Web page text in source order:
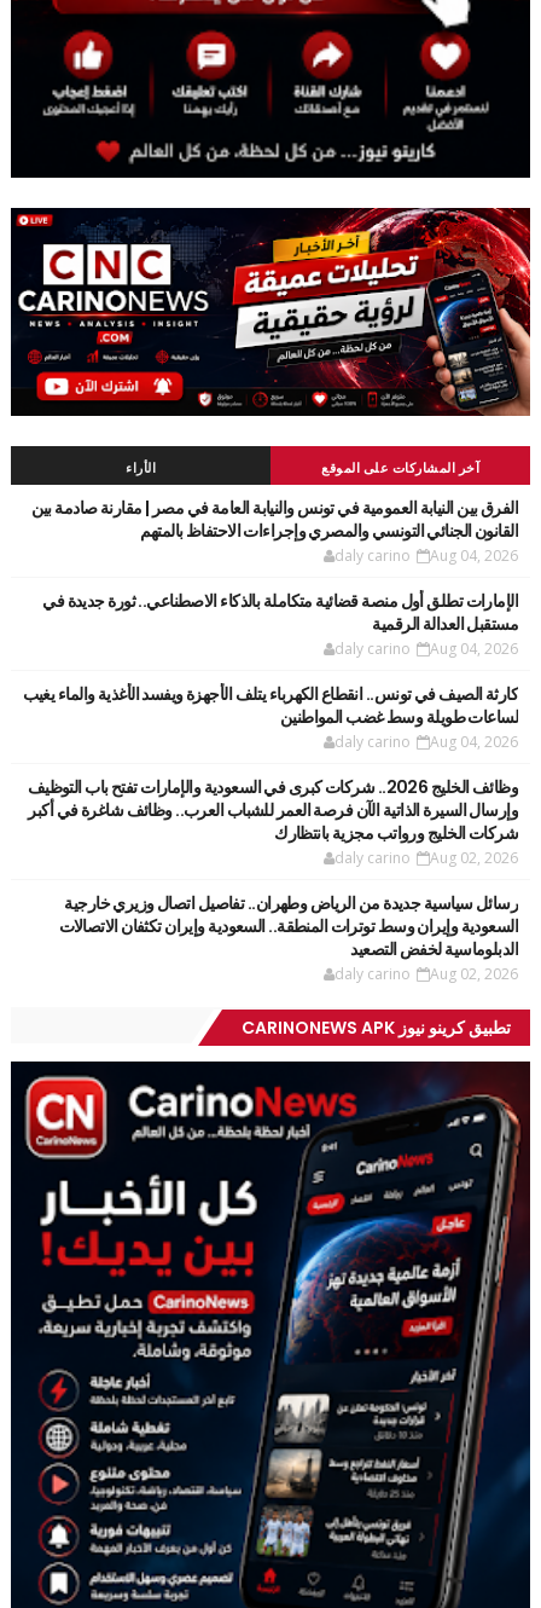
آخر المشاركات على الموقع الأراء
الفرق بين النيابة العمومية في تونس والنيابة العامة في مصر | مقارنة صادمة بين
القانون الجنائي التونسي والمصري وإجراءات الاحتفاظ بالمتهم
daly carino Aug 04, 2026
الإمارات تطلق أول منصة قضائية متكاملة بالذكاء الاصطناعي.. ثورة جديدة في
مستقبل العدالة الرقمية
daly carino Aug 04, 2026
كارثة الصيف في تونس.. انقطاع الكهرباء يتلف الأجهزة ويفسد الأغذية والماء يغيب
لساعات طويلة وسط غضب المواطنين
daly carino Aug 04, 2026
وظائف الخليج 2026.. شركات كبرى في السعودية والإمارات تفتح باب التوظيف
وإرسال السيرة الذاتية الآن فرصة العمر للشباب العرب.. وظائف شاغرة في أكبر
شركات الخليج ورواتب مجزية بانتظارك
daly carino Aug 02, 2026
رسائل سياسية جديدة من الرياض وطهران.. تفاصيل اتصال وزيري خارجية
السعودية وإيران وسط توترات المنطقة.. السعودية وإيران تكثفان الاتصالات
الدبلوماسية لخفض التصعيد
daly carino Aug 02, 2026
تطبيق كرينو نيوز CARINONEWS APK